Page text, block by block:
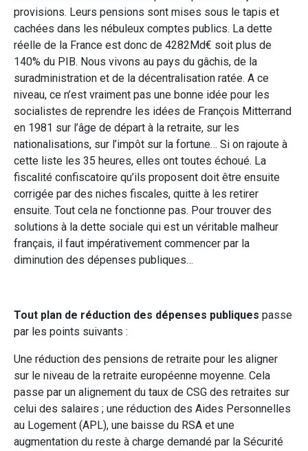
provisions. Leurs pensions sont mises sous le tapis et
cachées dans les nébuleux comptes publics. La dette
réelle de la France est donc de 4282Md€ soit plus de
140% du PIB. Nous vivons au pays du gâchis, de la
suradministration et de la décentralisation ratée. A ce
niveau, ce n’est vraiment pas une bonne idée pour les
socialistes de reprendre les idées de François Mitterrand
en 1981 sur l’âge de départ à la retraite, sur les
nationalisations, sur l’impôt sur la fortune… Si on rajoute à
cette liste les 35 heures, elles ont toutes échoué. La
fiscalité confiscatoire qu’ils proposent doit être ensuite
corrigée par des niches fiscales, quitte à les retirer
ensuite. Tout cela ne fonctionne pas. Pour trouver des
solutions à la dette sociale qui est un véritable malheur
français, il faut impérativement commencer par la
diminution des dépenses publiques…
Tout plan de réduction des dépenses publiques passe
par les points suivants :
Une réduction des pensions de retraite pour les aligner
sur le niveau de la retraite européenne moyenne. Cela
passe par un alignement du taux de CSG des retraites sur
celui des salaires ; une réduction des Aides Personnelles
au Logement (APL), une baisse du RSA et une
augmentation du reste à charge demandé par la Sécurité